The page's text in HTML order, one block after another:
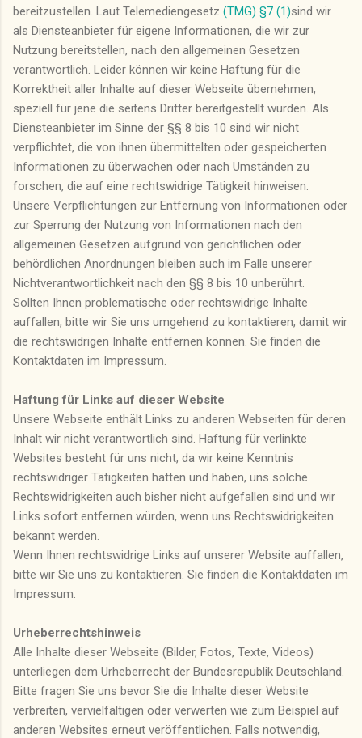
bereitzustellen. Laut Telemediengesetz (TMG) §7 (1)sind wir
als Diensteanbieter für eigene Informationen, die wir zur
Nutzung bereitstellen, nach den allgemeinen Gesetzen
verantwortlich. Leider können wir keine Haftung für die
Korrektheit aller Inhalte auf dieser Webseite übernehmen,
speziell für jene die seitens Dritter bereitgestellt wurden. Als
Diensteanbieter im Sinne der §§ 8 bis 10 sind wir nicht
verpflichtet, die von ihnen übermittelten oder gespeicherten
Informationen zu überwachen oder nach Umständen zu
forschen, die auf eine rechtswidrige Tätigkeit hinweisen.
Unsere Verpflichtungen zur Entfernung von Informationen oder
zur Sperrung der Nutzung von Informationen nach den
allgemeinen Gesetzen aufgrund von gerichtlichen oder
behördlichen Anordnungen bleiben auch im Falle unserer
Nichtverantwortlichkeit nach den §§ 8 bis 10 unberührt.
Sollten Ihnen problematische oder rechtswidrige Inhalte
auffallen, bitte wir Sie uns umgehend zu kontaktieren, damit wir
die rechtswidrigen Inhalte entfernen können. Sie finden die
Kontaktdaten im Impressum.
Haftung für Links auf dieser Website
Unsere Webseite enthält Links zu anderen Webseiten für deren
Inhalt wir nicht verantwortlich sind. Haftung für verlinkte
Websites besteht für uns nicht, da wir keine Kenntnis
rechtswidriger Tätigkeiten hatten und haben, uns solche
Rechtswidrigkeiten auch bisher nicht aufgefallen sind und wir
Links sofort entfernen würden, wenn uns Rechtswidrigkeiten
bekannt werden.
Wenn Ihnen rechtswidrige Links auf unserer Website auffallen,
bitte wir Sie uns zu kontaktieren. Sie finden die Kontaktdaten im
Impressum.
Urheberrechtshinweis
Alle Inhalte dieser Webseite (Bilder, Fotos, Texte, Videos)
unterliegen dem Urheberrecht der Bundesrepublik Deutschland.
Bitte fragen Sie uns bevor Sie die Inhalte dieser Website
verbreiten, vervielfältigen oder verwerten wie zum Beispiel auf
anderen Websites erneut veröffentlichen. Falls notwendig,